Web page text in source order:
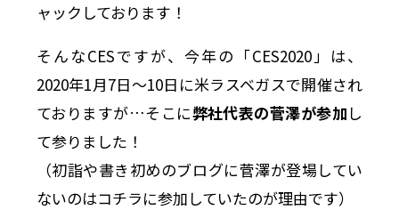
ャックしております！
そんなCESですが、今年の「CES2020」は、
2020年1月7日～10日に米ラスベガスで開催され
ておりますが…そこに弊社代表の菅澤が参加 し
て参りました！
（初詣や書き初めのブログに菅澤が登場してい
ないのはコチラに参加していたのが理由です）